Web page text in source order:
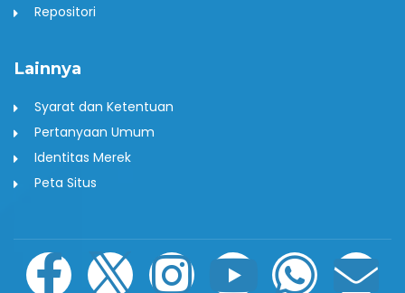
Repositori
Lainnya
Syarat dan Ketentuan
Pertanyaan Umum
Identitas Merek
Peta Situs
F I I Y W E
P